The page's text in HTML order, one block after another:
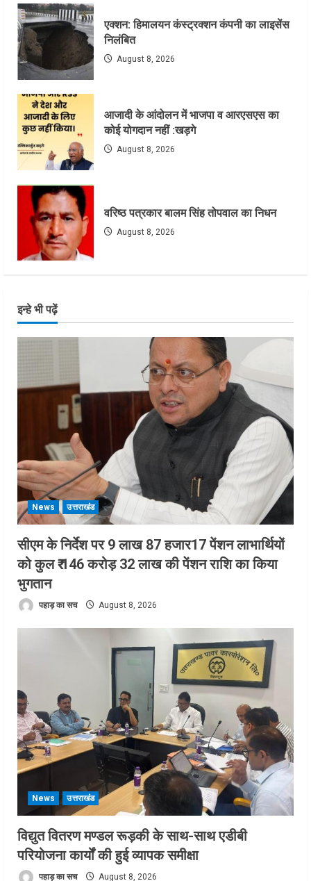
एक्शन: हिमालयन कंस्ट्रक्शन कंपनी का लाइसेंस
निलंबित
August 8, 2026
आजादी के आंदोलन में भाजपा व आरएसएस का
कोई योगदान नहीं :खड़गे
August 8, 2026
वरिष्ठ पत्रकार बालम सिंह तोपवाल का निधन
August 8, 2026
इन्हे भी पढ़ें
News उत्तराखंड
सीएम के निर्देश पर 9 लाख 87 हजार17 पेंशन लाभार्थियों
को कुल ₹ 146 करोड़ 32 लाख की पेंशन राशि का किया
भुगतान
पहाड़ का सच August 8, 2026
News उत्तराखंड
विद्युत वितरण मण्डल रूड़की के साथ-साथ एडीबी
परियोजना कार्यों की हुई व्यापक समीक्षा
पहाड़ का सच August 8, 2026